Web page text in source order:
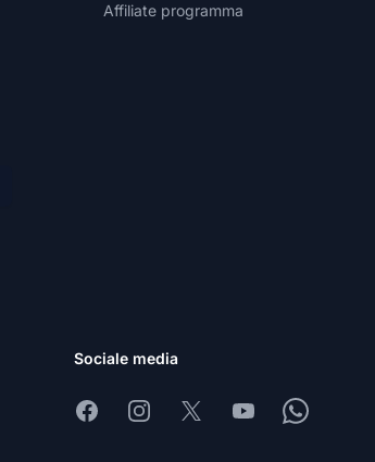
Affiliate programma
Sociale media
FacebookInstagram
X YoutubeWhatsapp